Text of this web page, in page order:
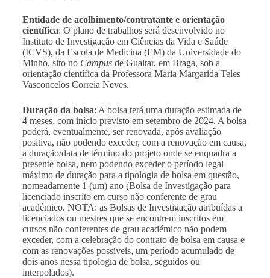
Entidade de acolhimento/contratante e orientação
científica: O plano de trabalhos será desenvolvido no
Instituto de Investigação em Ciências da Vida e Saúde
(ICVS), da Escola de Medicina (EM) da Universidade do
Minho, sito no Campusde Gualtar, em Braga, sob a
orientação científica da Professora Maria Margarida Teles
Vasconcelos Correia Neves.
Duração da bolsa: A bolsa terá uma duração estimada de
4 meses, com início previsto em setembro de 2024. A bolsa
poderá, eventualmente, ser renovada, após avaliação
positiva, não podendo exceder, com a renovação em causa,
a duração/data de término do projeto onde se enquadra a
presente bolsa, nem podendo exceder o período legal
máximo de duração para a tipologia de bolsa em questão,
nomeadamente 1 (um) ano (Bolsa de Investigação para
licenciado inscrito em curso não conferente de grau
académico. NOTA: as Bolsas de Investigação atribuídas a
licenciados ou mestres que se encontrem inscritos em
cursos não conferentes de grau académico não podem
exceder, com a celebração do contrato de bolsa em causa e
com as renovações possíveis, um período acumulado de
dois anos nessa tipologia de bolsa, seguidos ou
interpolados).